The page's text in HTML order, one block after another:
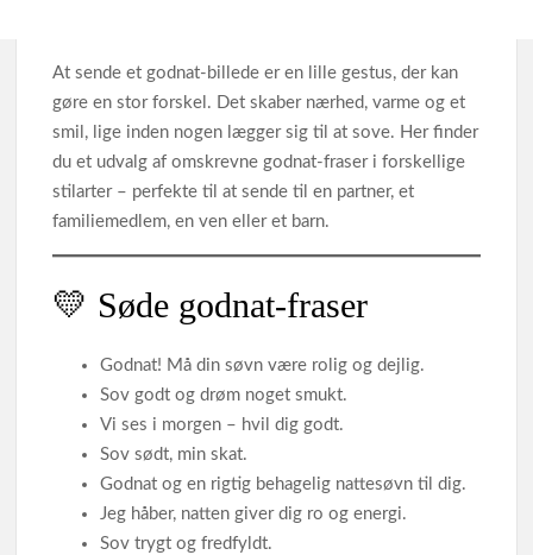
At sende et godnat‑billede er en lille gestus, der kan
gøre en stor forskel. Det skaber nærhed, varme og et
smil, lige inden nogen lægger sig til at sove. Her finder
du et udvalg af omskrevne godnat‑fraser i forskellige
stilarter – perfekte til at sende til en partner, et
familiemedlem, en ven eller et barn.
💛 Søde godnat‑fraser
Godnat! Må din søvn være rolig og dejlig.
Sov godt og drøm noget smukt.
Vi ses i morgen – hvil dig godt.
Sov sødt, min skat.
Godnat og en rigtig behagelig nattesøvn til dig.
Jeg håber, natten giver dig ro og energi.
Sov trygt og fredfyldt.